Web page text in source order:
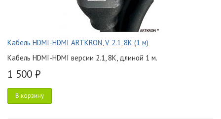
Кабель HDMI-HDMI ARTKRON, V 2.1, 8K (1 м)
Кабель HDMI-HDMI версии 2.1, 8K, длиной 1 м.
1 500 ₽
В корзину